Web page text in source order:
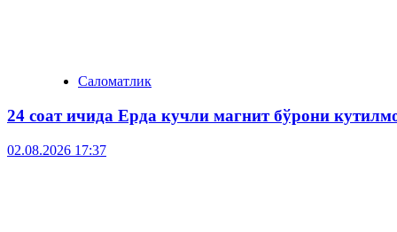
Саломатлик
24 соат ичида Ерда кучли магнит бўрони
02.08.2026 17:37